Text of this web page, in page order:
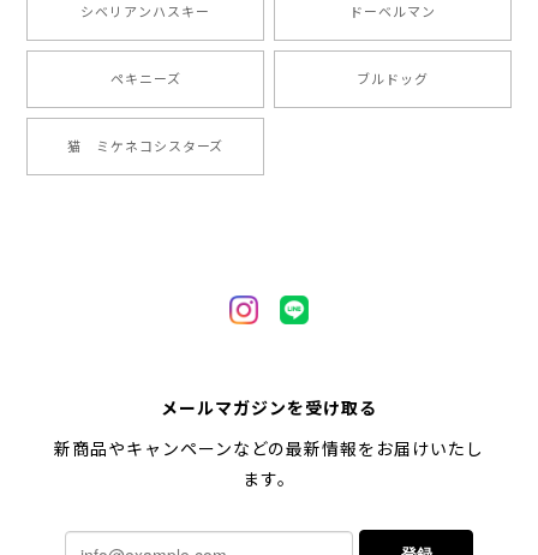
2024/05/22
2024/05/04
2024/05/04
【 柴犬 毛色3色】マグカップ お家用 プレゼント コーギーブラザーズ 犬 うちの子
シベリアンハスキー ドーベルマン
ペキニーズ ブルドッグ
猫 ミケネコシスターズ
メールマガジンを受け取る
新商品やキャンペーンなどの最新情報をお届けいたし
ます。